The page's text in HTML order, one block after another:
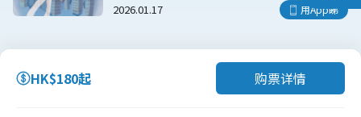
2026.01.17 用App睇
HK$180起 购票详情